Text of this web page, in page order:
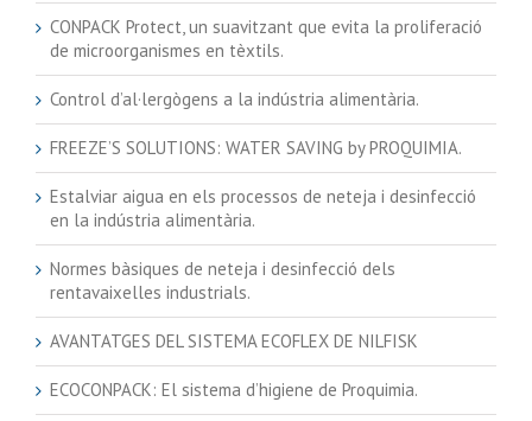
CONPACK Protect, un suavitzant que evita la proliferació
de microorganismes en tèxtils.
Control d’al·lergògens a la indústria alimentària.
FREEZE’S SOLUTIONS: WATER SAVING by PROQUIMIA.
Estalviar aigua en els processos de neteja i desinfecció
en la indústria alimentària.
Normes bàsiques de neteja i desinfecció dels
rentavaixelles industrials.
AVANTATGES DEL SISTEMA ECOFLEX DE NILFISK
ECOCONPACK: El sistema d’higiene de Proquimia.